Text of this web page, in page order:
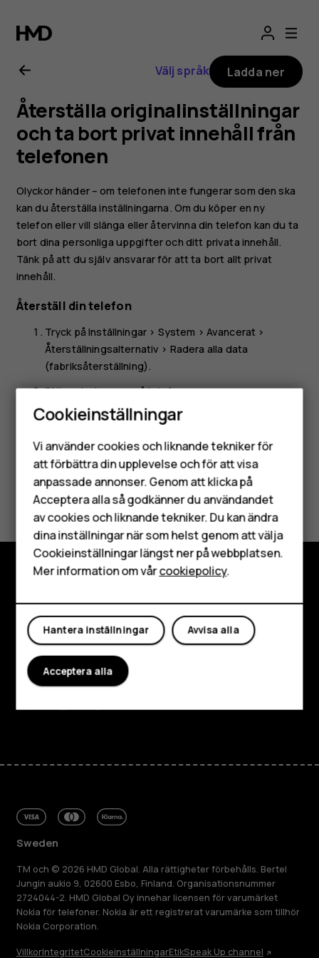
för
Nokia
G21
Smartphones
Mobiltelefoner
Tillbehör
HMD Terra M
Surfplattor
Välj språk Ladda ner
Återställa originalinställningar
och ta bort privat innehåll från
telefonen
Olyckor händer – om telefonen inte fungerar som den ska
kan du återställa inställningarna. Om du köper en ny
telefon eller vill slänga eller återvinna din telefon kan du ta
bort dina personliga uppgifter och ditt privata innehåll.
Tänk på att du själv ansvarar för att ta bort allt privat
innehåll.
Återställ din telefon
Tryck påInställningar > System > Avancerat >
Återställningsalternativ > Radera alla data
(fabriksåterställning).
Följ anvisningarna på telefonen.
Var detta till hjälp?
Ja Nej
Om
Planet and people
Kundservice
FacebookInstagram
TiktokYoutubeLinkedinDiscord
Sweden
TM och © 2026 HMD Global. Alla rättigheter förbehålls. Bertel
Jungin aukio 9, 02600 Esbo, Finland. Organisationsnummer
2724044-2. HMD Global Oy innehar licensen för varumärket
Nokia för telefoner. Nokia är ett registrerat varumärke som tillhör
Nokia Corporation.
VillkorIntegritetCookieinställningarEtikSpeak Up channel
Cookieinställningar
Vi använder cookies och liknande tekniker för
att förbättra din upplevelse och för att visa
anpassade annonser. Genom att klicka på
Acceptera alla så godkänner du användandet
av cookies och liknande tekniker. Du kan ändra
dina inställningar när som helst genom att välja
Cookieinställningar längst ner på webbplatsen.
Mer information om vårcookiepolicy.
Avvisa alla
Hantera inställningar
Acceptera alla